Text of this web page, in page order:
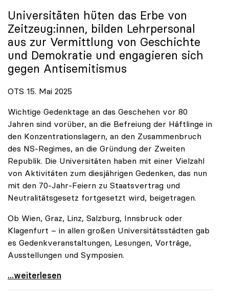
Universitäten hüten das Erbe von
Zeitzeug:innen, bilden Lehrpersonal
aus zur Vermittlung von Geschichte
und Demokratie und engagieren sich
gegen Antisemitismus
OTS 15. Mai 2025
Wichtige Gedenktage an das Geschehen vor 80
Jahren sind vorüber, an die Befreiung der Häftlinge in
den Konzentrationslagern, an den Zusammenbruch
des NS-Regimes, an die Gründung der Zweiten
Republik. Die Universitäten haben mit einer Vielzahl
von Aktivitäten zum diesjährigen Gedenken, das nun
mit den 70-Jahr-Feiern zu Staatsvertrag und
Neutralitätsgesetz fortgesetzt wird, beigetragen.
Ob Wien, Graz, Linz, Salzburg, Innsbruck oder
Klagenfurt – in allen großen Universitätsstädten gab
es Gedenkveranstaltungen, Lesungen, Vorträge,
Ausstellungen und Symposien.
uniko-Präsidentin Brigitte Hütter zu Gedenkjahr:
...weiterlesen